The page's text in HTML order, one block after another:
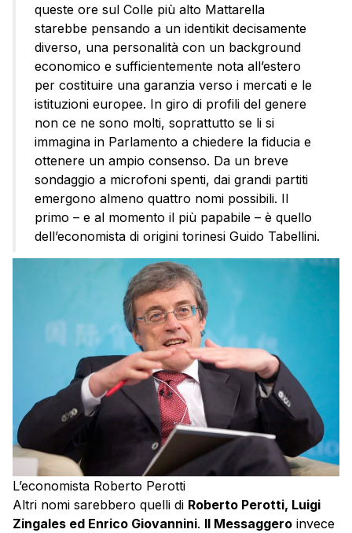
queste ore sul Colle più alto Mattarella
starebbe pensando a un identikit decisamente
diverso, una personalità con un background
economico e sufficientemente nota all’estero
per costituire una garanzia verso i mercati e le
istituzioni europee. In giro di profili del genere
non ce ne sono molti, soprattutto se li si
immagina in Parlamento a chiedere la fiducia e
ottenere un ampio consenso. Da un breve
sondaggio a microfoni spenti, dai grandi partiti
emergono almeno quattro nomi possibili. Il
primo – e al momento il più papabile – è quello
dell’economista di origini torinesi Guido Tabellini.
L’economista Roberto Perotti
Altri nomi sarebbero quelli di Roberto Perotti, Luigi
Zingales ed Enrico Giovannini. Il Messaggero invece